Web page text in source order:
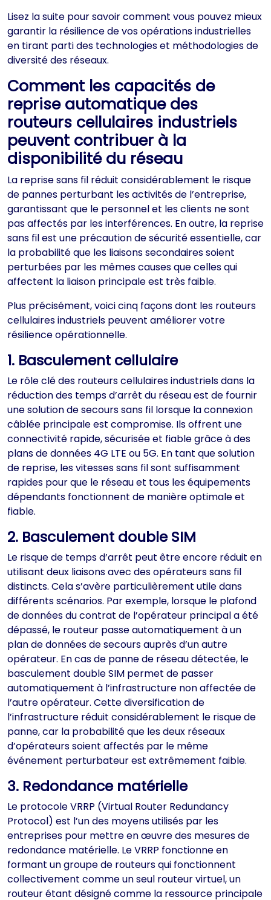
Lisez la suite pour savoir comment vous pouvez mieux
garantir la résilience de vos opérations industrielles
en tirant parti des technologies et méthodologies de
diversité des réseaux.
Comment les capacités de
reprise automatique des
routeurs cellulaires industriels
peuvent contribuer à la
disponibilité du réseau
La reprise sans fil réduit considérablement le risque
de pannes perturbant les activités de l’entreprise,
garantissant que le personnel et les clients ne sont
pas affectés par les interférences. En outre, la reprise
sans fil est une précaution de sécurité essentielle, car
la probabilité que les liaisons secondaires soient
perturbées par les mêmes causes que celles qui
affectent la liaison principale est très faible.
Plus précisément, voici cinq façons dont les routeurs
cellulaires industriels peuvent améliorer votre
résilience opérationnelle.
1. Basculement cellulaire
Le rôle clé des routeurs cellulaires industriels dans la
réduction des temps d’arrêt du réseau est de fournir
une solution de secours sans fil lorsque la connexion
câblée principale est compromise. Ils offrent une
connectivité rapide, sécurisée et fiable grâce à des
plans de données 4G LTE ou 5G. En tant que solution
de reprise, les vitesses sans fil sont suffisamment
rapides pour que le réseau et tous les équipements
dépendants fonctionnent de manière optimale et
fiable.
2. Basculement double SIM
Le risque de temps d’arrêt peut être encore réduit en
utilisant deux liaisons avec des opérateurs sans fil
distincts. Cela s’avère particulièrement utile dans
différents scénarios. Par exemple, lorsque le plafond
de données du contrat de l’opérateur principal a été
dépassé, le routeur passe automatiquement à un
plan de données de secours auprès d’un autre
opérateur. En cas de panne de réseau détectée, le
basculement double SIM permet de passer
automatiquement à l’infrastructure non affectée de
l’autre opérateur. Cette diversification de
l’infrastructure réduit considérablement le risque de
panne, car la probabilité que les deux réseaux
d’opérateurs soient affectés par le même
événement perturbateur est extrêmement faible.
3. Redondance matérielle
Le protocole VRRP (Virtual Router Redundancy
Protocol) est l’un des moyens utilisés par les
entreprises pour mettre en œuvre des mesures de
redondance matérielle. Le VRRP fonctionne en
formant un groupe de routeurs qui fonctionnent
collectivement comme un seul routeur virtuel, un
routeur étant désigné comme la ressource principale